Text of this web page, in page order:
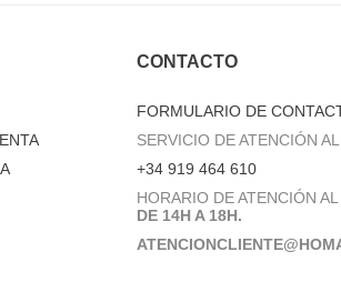
CONTACTO
FORMULARIO DE
SERVICIO DE ATENCIÓN
+34 919 464 610
HORARIO DE ATENCIÓN
DE 14H A 18H.